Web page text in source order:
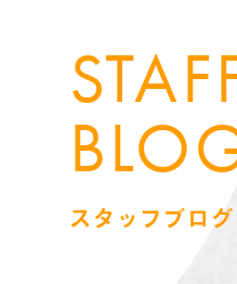
スタッフブログ